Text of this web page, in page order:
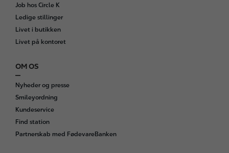
Job hos Circle K
Ledige stillinger
Livet i butikken
Livet på kontoret
OM OS
Nyheder og presse
Smileyordning
Kundeservice
Find station
Partnerskab med FødevareBanken